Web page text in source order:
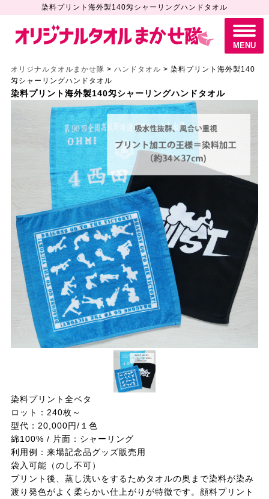
染料プリント海外製140匁シャーリングハンドタオル
M
E
N
U
MENU
オリジナルタオルまかせ隊 > ハンドタオル > 染料プリント海外製140
匁シャーリングハンドタオル
染料プリント海外製140匁シャーリングハンドタオル
染料プリント全ベタ
ロット：240枚～
型代：20,000円/１色
綿100% / 片面：シャーリング
利用例：来場記念品グッズ販売用
袋入可能（のし不可）
プリント後、蒸し洗いをするためタオルの奥まで染料が染み
渡り発色がよく柔らかい仕上がりが特徴です。顔料プリント